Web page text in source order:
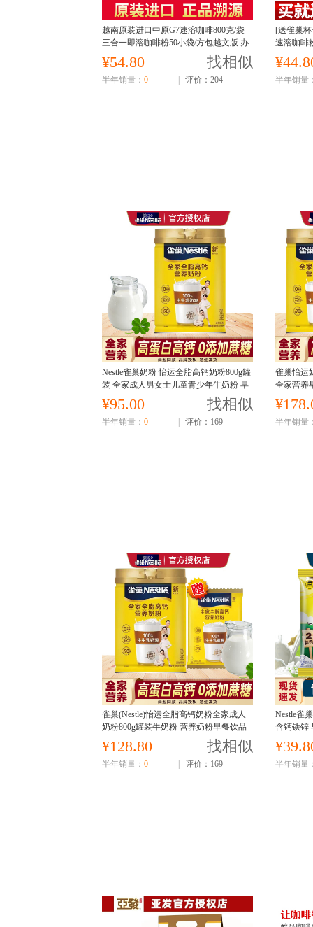
越南原装进口中原G7速溶咖啡800克/袋
三合一即溶咖啡粉50小袋/方包越文版 办
公室冲调饮品学生熬夜袋装
¥54.80 找相似
半年销量： 0 评价：204
[送雀巢
速溶咖啡
半年销量
Nestle雀巢奶粉 怡运全脂高钙奶粉800g罐
装 全家成人男女士儿童青少年牛奶粉 早
餐冲饮
¥95.00 找相似
半年销量： 0 评价：169
雀巢怡运
全家营养
少年儿童
半年销量
雀巢(Nestle)怡运全脂高钙奶粉全家成人
奶粉800g罐装牛奶粉 营养奶粉早餐饮品
男女中老年儿童
¥128.80 找相似
半年销量： 0 评价：169
Nestle雀
含钙铁锌
全家营养
半年销量